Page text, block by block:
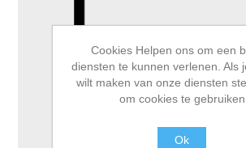
Cookies Helpen ons om een
diensten te kunnen verlenen. Als
wilt maken van onze diensten
om cookies te gebruiken
Ok